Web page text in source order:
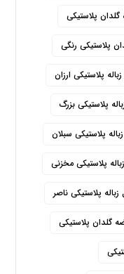
پلاستیکی
پلاستیکی رنگی
پلاستیکی ارزان
پلاستیکی بزرگ
پلاستیکی سبلان
پلاستیکی مخزنی
پلاستیکی ناصر
گلدان پلاستیکی